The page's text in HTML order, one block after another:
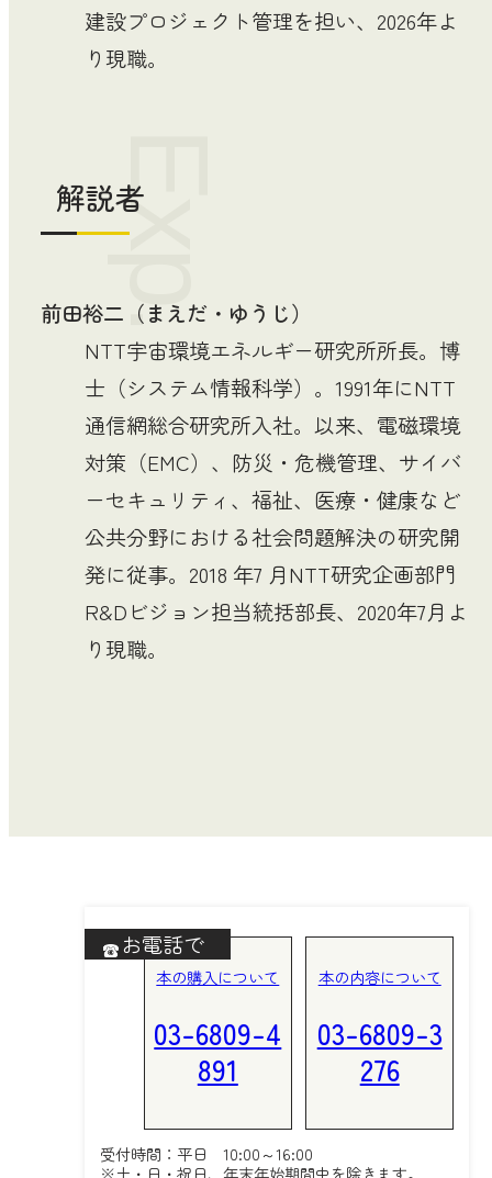
建設プロジェクト管理を担い、2026年よ
り現職。
解説者
Exp.
前田裕二（まえだ・ゆうじ）
NTT宇宙環境エネルギー研究所所長。博
士（システム情報科学）。1991年にNTT
通信網総合研究所入社。以来、電磁環境
対策（EMC）、防災・危機管理、サイバ
ーセキュリティ、福祉、医療・健康など
公共分野における社会問題解決の研究開
発に従事。2018 年7 月NTT研究企画部門
R&Dビジョン担当統括部長、2020年7月よ
り現職。
お電話で
本の購入について
03-6809-4
891
本の内容について
03-6809-3
276
受付時間：平日 10:00～16:00
※土・日・祝日、年末年始期間中を除きます。